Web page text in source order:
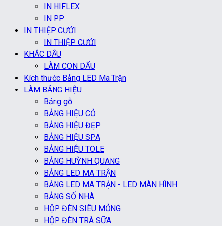
IN HIFLEX
IN PP
IN THIỆP CƯỚI
IN THIỆP CƯỚI
KHẮC DẤU
LÀM CON DẤU
Kích thước Bảng LED Ma Trận
LÀM BẢNG HIỆU
Bảng gỗ
BẢNG HIỆU CỎ
BẢNG HIỆU ĐẸP
BẢNG HIỆU SPA
BẢNG HIỆU TOLE
BẢNG HUỲNH QUANG
BẢNG LED MA TRẬN
BẢNG LED MA TRẬN - LED MÀN HÌNH
BẢNG SỐ NHÀ
HỘP ĐÈN SIÊU MỎNG
HỘP ĐÈN TRÀ SỮA